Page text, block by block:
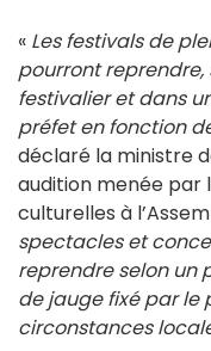
« Les festivals de
pourront reprendre,
festivalier et dans
préfet en fonction
déclaré la ministre
audition menée par
culturelles à
spectacles et
reprendre selon un
de jauge fixé par le
circonstances